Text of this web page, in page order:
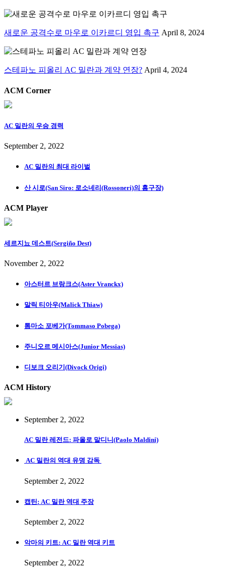
새로운 공격수로 마우로 이카르디 영입 촉구 April 8, 2024
스테파노 피올리 AC 밀란과 계약 연장? April 4, 2024
ACM Corner
AC 밀란의 우승 경력
September 2, 2022
AC 밀란의 최대 라이벌
산 시로(San Siro: 로소네리(Rossoneri)의 홈구장)
ACM Player
세르지뇨 데스트(Sergiño Dest)
November 2, 2022
아스터르 브랑크스(Aster Vranckx)
말릭 티아우(Malick Thiaw)
톰마소 포베가(Tommaso Pobega)
주니오르 메시아스(Junior Messias)
디보크 오리기(Divock Origi)
ACM History
September 2, 2022
AC 밀란 레전드: 파올로 말디니(Paolo Maldini)
AC 밀란의 역대 유명 감독
September 2, 2022
캡틴: AC 밀란 역대 주장
September 2, 2022
악마의 키트: AC 밀란 역대 키트
September 2, 2022